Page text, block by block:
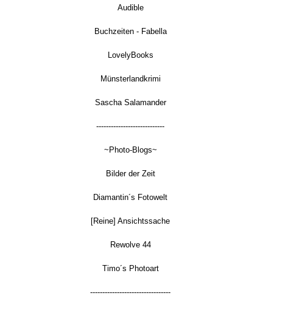
Audible
Buchzeiten - Fabella
LovelyBooks
Münsterlandkrimi
Sascha Salamander
----------------------------
~Photo-Blogs~
Bilder der Zeit
Diamantin´s Fotowelt
[Reine] Ansichtssache
Rewolve 44
Timo´s Photoart
---------------------------------